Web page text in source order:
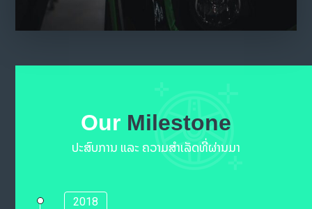
Our Milestone
ປະສົບການ ແລະ ຄວາມສຳເລັດທີ່ຜ່ານມາ
2018